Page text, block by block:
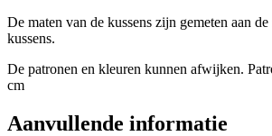
De maten van de kussens zijn gemeten aan
kussens.
De patronen en kleuren kunnen afwijken.
cm
Aanvullende informatie